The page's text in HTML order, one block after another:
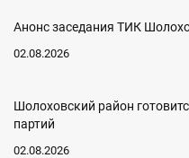
Анонс заседания ТИК
02.08.2026
Шолоховский район
партий
02.08.2026